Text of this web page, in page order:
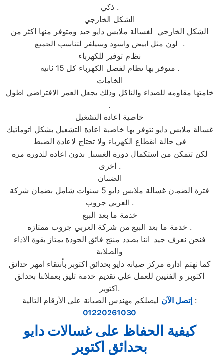
ذكي .
الشكل الخارجي
الشكل الخارجي لغسالة ملابس دايو جيد ومتوفر منها اكثر من
لون مثل ابيض واسود وسيلفر لتناسب الجميع .
نظام توفير للكهرباء
متوفر بها نظام لفصل الكهرباء كل 15 ثانيه .
الخامات
خامتها مقاومه للصداء والتاكل وذلك يجعل العمر الافتراضي اطول
.
خاصية اعادة التشغيل
غسالة ملابس دايو تتوفر بها خاصية اعادة التشغيل بشكل اتوماتيك
في حالة انقطاع الكهرباء ولا تحتاج لاعادة الضبط
لكن تتمكن من استكمال دورة الغسيل بدون اعاده للدوره مره
اخرى .
الضمان
فترة الضمان غسالة ملابس دايو 5 سنوات شامل بضمان شركة
العربي جروب .
خدمة ما بعد البيع
خدمة ما بعد البيع من شركة العربي جروب ممتازه .
فنحن نعرف جيدا اننا بصدد منتج فائق الجودة يمتاز بقوة الاداء
والصلابة
كما تهتم ادارة مركز صيانه دايو بحدائق اكتوبر بأنتقاء امهر حدائق
اكتوبر و الفنيين للعمل علي تقديم خدمة تليق بعملائنا بحدائق
اكتوبر.
إتصل الآن ليصلكم مهندس الصيانة على الأرقام التالية :
01220261030
كيفية الحفاظ على غسالات دايو
بحدائق اكتوبر